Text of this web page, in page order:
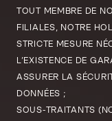
TOUT MEMBRE DE
FILIALES, NOTRE
STRICTE MESURE
L’EXISTENCE DE
ASSURER LA
DONNÉES ;
SOUS-TRAITANTS